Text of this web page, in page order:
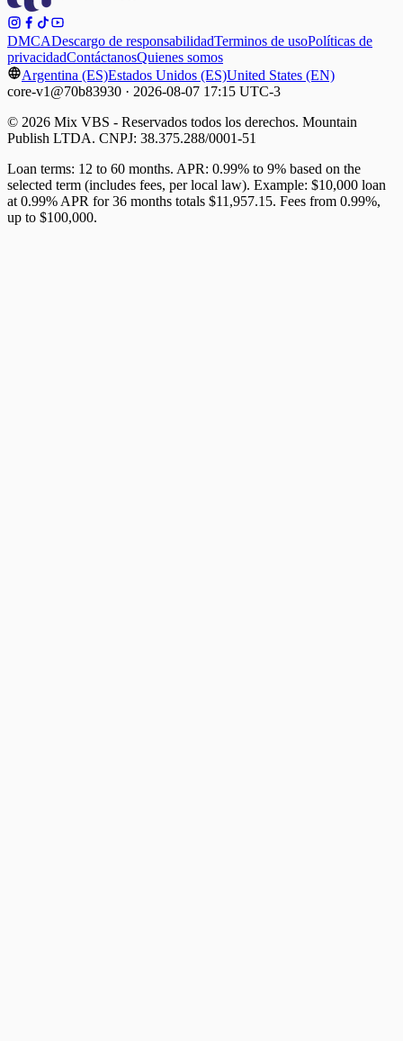
DMCADescargo de responsabilidadTerminos de usoPolíticas de
privacidadContáctanosQuienes somos
Argentina (ES)Estados Unidos (ES)United States (EN)
core-v1@70b83930 · 2026-08-07 17:15 UTC-3
© 2026 Mix VBS - Reservados todos los derechos. Mountain
Publish LTDA. CNPJ: 38.375.288/0001-51
Loan terms: 12 to 60 months. APR: 0.99% to 9% based on the
selected term (includes fees, per local law). Example: $10,000 loan
at 0.99% APR for 36 months totals $11,957.15. Fees from 0.99%,
up to $100,000.